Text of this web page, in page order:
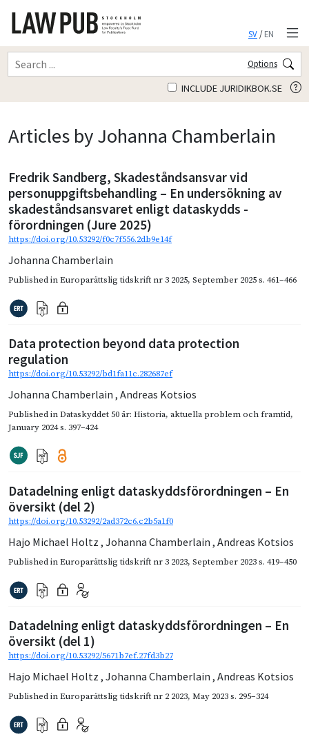
SV/EN
Options
INCLUDE JURIDIKBOK.SE
Articles by Johanna Chamberlain
Fredrik Sandberg, Skadeståndsansvar vid
personuppgiftsbehandling – En undersökning av
skadeståndsansvaret enligt dataskydds -
förordningen (Jure 2025)
https://doi.org/10.53292/f0c7f556.2db9e14f
Johanna Chamberlain
Published inEuroparättslig tidskrift nr 3 2025, September 2025s. 461–466
Data protection beyond data protection
regulation
https://doi.org/10.53292/bd1fa11c.282687ef
Johanna Chamberlain , Andreas Kotsios
Published inDataskyddet 50 år: Historia, aktuella problem och framtid,
January 2024s. 397–424
Datadelning enligt dataskyddsförordningen – En
översikt (del 2)
https://doi.org/10.53292/2ad372c6.c2b5a1f0
Hajo Michael Holtz , Johanna Chamberlain , Andreas Kotsios
Published inEuroparättslig tidskrift nr 3 2023, September 2023s. 419–450
Datadelning enligt dataskyddsförordningen – En
översikt (del 1)
https://doi.org/10.53292/5671b7ef.27fd3b27
Hajo Michael Holtz , Johanna Chamberlain , Andreas Kotsios
Published inEuroparättslig tidskrift nr 2 2023, May 2023s. 295–324